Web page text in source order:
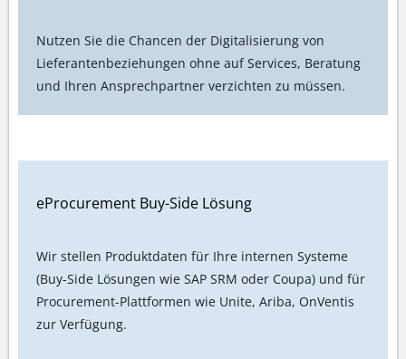
Nutzen Sie die Chancen der Digitalisierung von
Lieferantenbeziehungen ohne auf Services, Beratung
und Ihren Ansprechpartner verzichten zu müssen.
eProcurement Buy-Side Lösung
Wir stellen Produktdaten für Ihre internen Systeme
(Buy-Side Lösungen wie SAP SRM oder Coupa) und für
Procurement-Plattformen wie Unite, Ariba, OnVentis
zur Verfügung.